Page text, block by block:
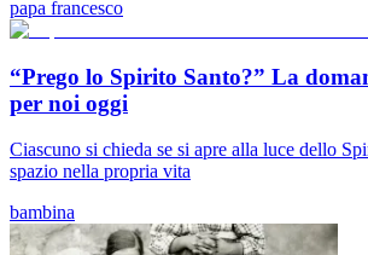
papa francesco
“Prego lo Spirito Santo?” La
per noi oggi
Ciascuno si chieda se si apre alla luce dello
spazio nella propria vita
bambina